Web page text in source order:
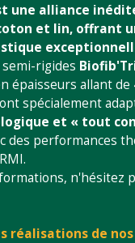
une alliance
et lin, offrant
semi-rigides
épaisseurs allant de
spécialement
et « tout
des performances
n'hésitez
réalisations de